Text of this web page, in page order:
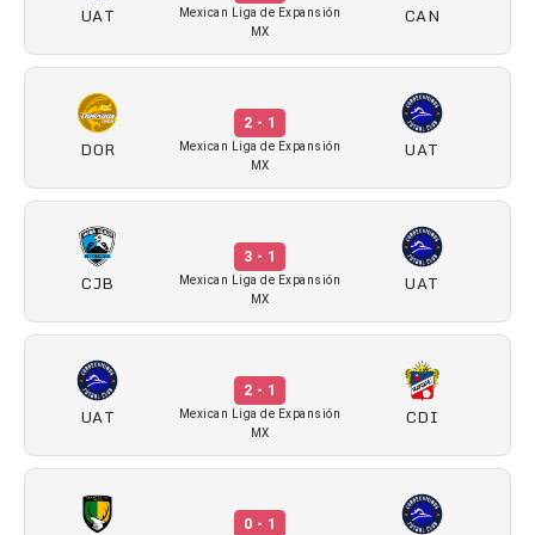
UAT
Mexican Liga de Expansión
MX
CAN
DOR
2 - 1
Mexican Liga de Expansión
MX
UAT
CJB
3 - 1
Mexican Liga de Expansión
MX
UAT
UAT
2 - 1
Mexican Liga de Expansión
MX
CDI
0 - 1